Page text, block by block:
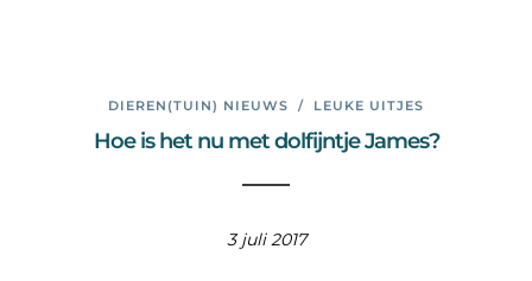
DIEREN(TUIN) NIEUWS / LEUKE UITJES
Hoe is het nu met dolfijntje James?
3 juli 2017